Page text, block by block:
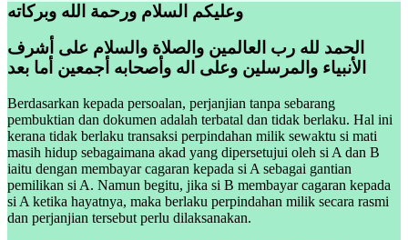
وعليكم السلام ورحمة الله وبركاته
الحمد لله رب العالمين والصلاة والسلام على أشرف
الأنبياء والمرسلين وعلى اله وأصحابه أجمعين أما بعد
Berdasarkan kepada persoalan, perjanjian tanpa sebarang
pembuktian dan dokumen adalah terbatal dan tidak berlaku. Hal ini
kerana tidak berlaku transaksi perpindahan milik sewaktu si mati
masih hidup sebagaimana akad yang dipersetujui oleh si A dan B
iaitu dengan membayar cagaran kepada si A sebagai gantian
pemilikan si A. Namun begitu, jika si B membayar cagaran kepada
si A ketika hayatnya, maka berlaku perpindahan milik secara rasmi
dan perjanjian tersebut perlu dilaksanakan.